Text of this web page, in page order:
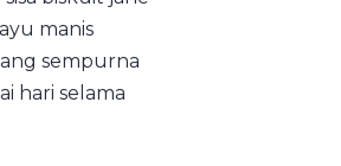
manis
sempurna
hari selama